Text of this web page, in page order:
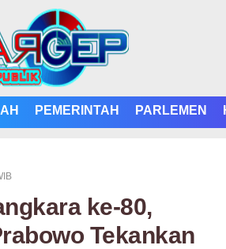
PEMERINTAH PARLEMEN
ke-80,
Tekankan